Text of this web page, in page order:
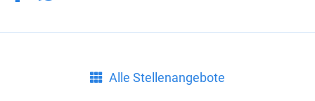
Alle Stellenangebote